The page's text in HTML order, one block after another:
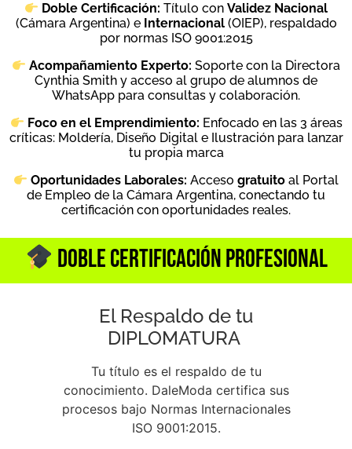
Doble Certificación: Título conValidez Nacional
(Cámara Argentina) e Internacional(OIEP), respaldado
por normas ISO 9001:2015
Acompañamiento Experto: Soporte con la Directora
Cynthia Smith y acceso al grupo de alumnos de
WhatsApp para consultas y colaboración.
Foco en el Emprendimiento: Enfocado en las 3 áreas
críticas: Moldería, Diseño Digital e Ilustración para lanzar
tu propia marca
Oportunidades Laborales: Accesogratuito al Portal
de Empleo de la Cámara Argentina, conectando tu
certificación con oportunidades reales.
Doble Certificación Profesional
El Respaldo de tu
DIPLOMATURA
Tu título es el respaldo de tu
conocimiento. DaleModa certifica sus
procesos bajo Normas Internacionales
ISO 9001:2015.